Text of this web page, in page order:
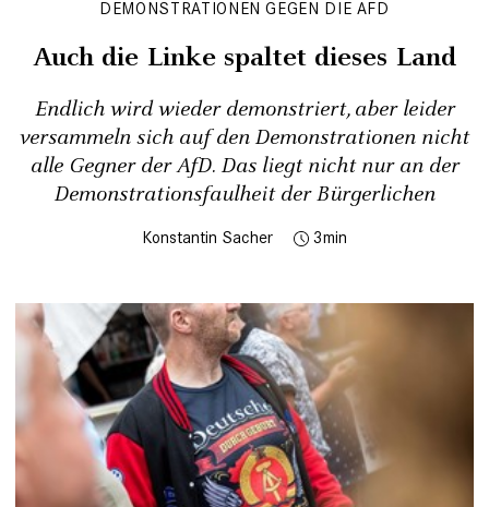
DEMONSTRATIONEN GEGEN DIE AFD
Auch die Linke spaltet dieses Land
Endlich wird wieder demonstriert, aber leider
versammeln sich auf den Demonstrationen nicht
alle Gegner der AfD. Das liegt nicht nur an der
Demonstrationsfaulheit der Bürgerlichen
Konstantin Sacher 3